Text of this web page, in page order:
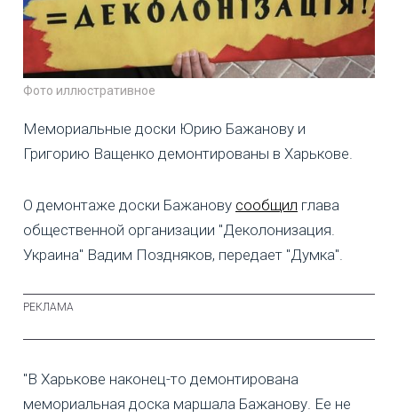
Фото иллюстративное
Мемориальные доски Юрию Бажанову и
Григорию Ващенко демонтированы в Харькове.
О демонтаже доски Бажанову сообщил глава
общественной организации "Деколонизация.
Украина" Вадим Поздняков, передает "Думка".
"В Харькове наконец-то демонтирована
мемориальная доска маршала Бажанову. Ее не